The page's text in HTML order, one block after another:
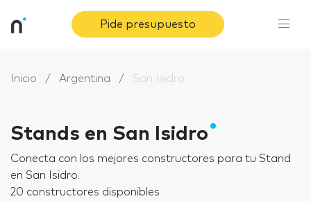
Pide presupuesto
Inicio Argentina San Isidro
Stands en San Isidro
Conecta con los mejores constructores para tu Stand
en San Isidro.
20 constructores disponibles